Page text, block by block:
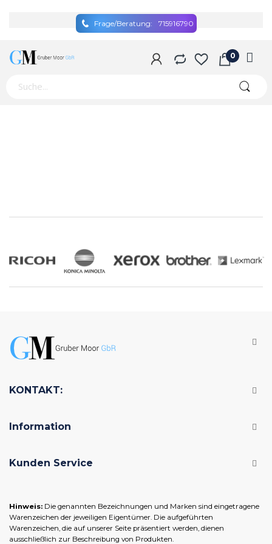
Frage/Beratung: 715916790
KONTAKT:
Information
Kunden Service
Hinweis: Die genannten Bezeichnungen und Marken sind eingetragene
Warenzeichen der jeweiligen Eigentümer. Die aufgeführten
Warenzeichen, die auf unserer Seite präsentiert werden, dienen
ausschließlich zur Beschreibung von Produkten.